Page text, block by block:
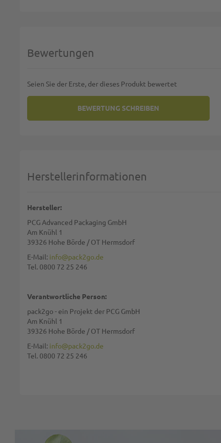
Bewertungen
Seien Sie der Erste, der dieses Produkt bewertet
BEWERTUNG SCHREIBEN
Zusammenfassung:
Herstellerinformationen
Hersteller:
PCG Advanced Packaging GmbH
Am Knühl 1
39326 Hohe Börde / OT Hermsdorf
E-Mail: info@pack2go.de
Tel. 0800 72 25 246
Verantwortliche Person:
pack2go - ein Projekt der PCG GmbH
Am Knühl 1
39326 Hohe Börde / OT Hermsdorf
E-Mail: info@pack2go.de
Tel. 0800 72 25 246